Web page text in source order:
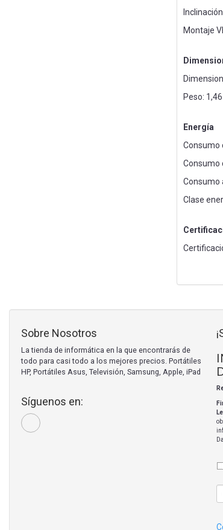
Montaje
Peso:
Energía
Consumo
Consumo
Consumo
Clase
Sobre Nosotros
La tienda de informática en la que encontrarás de
todo para casi todo a los mejores precios. Portátiles
HP, Portátiles Asus, Televisión, Samsung, Apple, iPad
Síguenos en: